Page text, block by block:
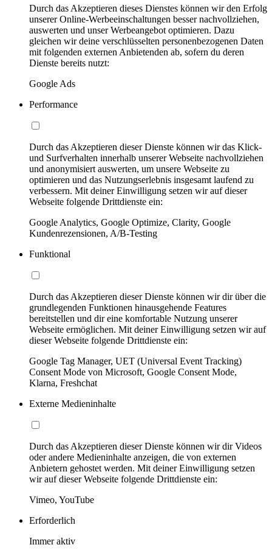
Durch das Akzeptieren dieses Dienstes können wir den Erfolg
unserer Online-Werbeeinschaltungen besser nachvollziehen,
auswerten und unser Werbeangebot optimieren. Dazu
gleichen wir deine verschlüsselten personenbezogenen Daten
mit folgenden externen Anbietenden ab, sofern du deren
Dienste bereits nutzt:
Google Ads
Performance
Durch das Akzeptieren dieser Dienste können wir das Klick-
und Surfverhalten innerhalb unserer Webseite nachvollziehen
und anonymisiert auswerten, um unsere Webseite zu
optimieren und das Nutzungserlebnis insgesamt laufend zu
verbessern. Mit deiner Einwilligung setzen wir auf dieser
Webseite folgende Drittdienste ein:
Google Analytics, Google Optimize, Clarity, Google
Kundenrezensionen, A/B-Testing
Funktional
Durch das Akzeptieren dieser Dienste können wir dir über die
grundlegenden Funktionen hinausgehende Features
bereitstellen und dir eine komfortable Nutzung unserer
Webseite ermöglichen. Mit deiner Einwilligung setzen wir auf
dieser Webseite folgende Drittdienste ein:
Google Tag Manager, UET (Universal Event Tracking)
Consent Mode von Microsoft, Google Consent Mode,
Klarna, Freshchat
Externe Medieninhalte
Durch das Akzeptieren dieser Dienste können wir dir Videos
oder andere Medieninhalte anzeigen, die von externen
Anbietern gehostet werden. Mit deiner Einwilligung setzen
wir auf dieser Webseite folgende Drittdienste ein:
Vimeo, YouTube
Erforderlich
Immer aktiv